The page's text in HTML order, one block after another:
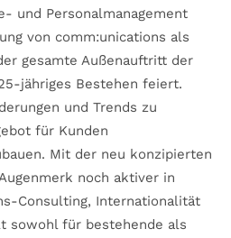
und Personalmanagement
von comm:unications als
gesamte Außenauftritt der
jähriges Bestehen feiert.
und Trends zu
für Kunden
Mit der neu konzipierten
noch aktiver in
Consulting, Internationalität
sowohl für bestehende als